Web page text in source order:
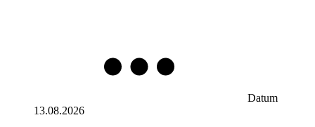
Datum
13.08.2026